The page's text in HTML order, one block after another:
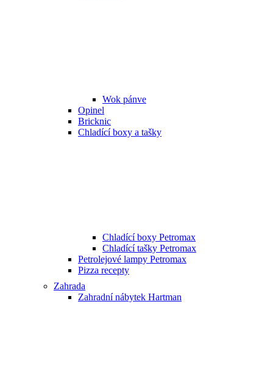
Wok pánve
Opinel
Bricknic
Chladící boxy a tašky
Chladící boxy Petromax
Chladící tašky Petromax
Petrolejové lampy Petromax
Pizza recepty
Zahrada
Zahradní nábytek Hartman